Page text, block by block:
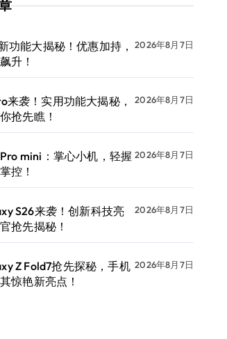
功能大揭秘！优惠加持，
升！
2026年8月7日
来袭！实用功能大揭秘，
抢先瞧！
2026年8月7日
mini：掌心小机，轻握
控！
2026年8月7日
S26来袭！创新科技亮
抢先揭秘！
2026年8月7日
Z Fold7抢先探秘，手机
惊艳新亮点！
2026年8月7日